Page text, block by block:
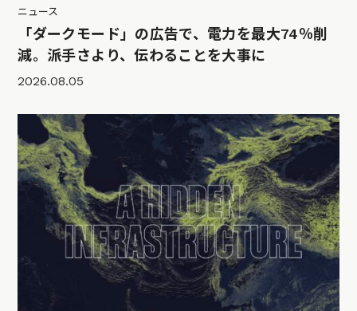
ニュース
「ダークモード」の広告で、電力を最大74％削
減。派手さより、伝わることを大事に
2026.08.05